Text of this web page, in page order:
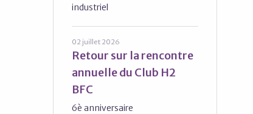
industriel
02 juillet 2026
Retour sur la rencontre
annuelle du Club H2
BFC
6è anniversaire